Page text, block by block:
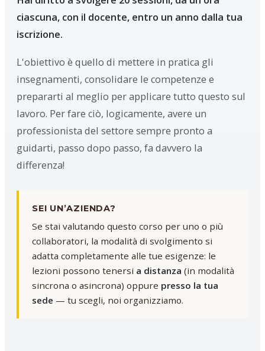
ciascuna, con il docente, entro un anno dalla tua
iscrizione.
L'obiettivo è quello di mettere in pratica gli
insegnamenti, consolidare le competenze e
prepararti al meglio per applicare tutto questo sul
lavoro. Per fare ciò, logicamente, avere un
professionista del settore sempre pronto a
guidarti, passo dopo passo, fa davvero la
differenza!
SEI UN’AZIENDA?
Se stai valutando questo corso per uno o più
collaboratori, la modalità di svolgimento si
adatta completamente alle tue esigenze: le
lezioni possono tenersi a distanza (in modalità
sincrona o asincrona) oppure presso la tua
sede — tu scegli, noi organizziamo.